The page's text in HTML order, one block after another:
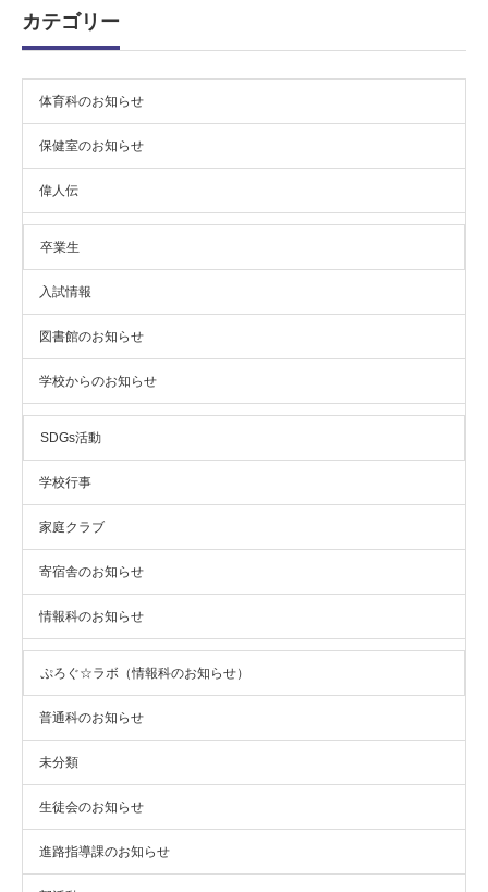
カテゴリー
体育科のお知らせ
保健室のお知らせ
偉人伝
卒業生
入試情報
図書館のお知らせ
学校からのお知らせ
SDGs活動
学校行事
家庭クラブ
寄宿舎のお知らせ
情報科のお知らせ
ぷろぐ☆ラボ（情報科のお知らせ）
普通科のお知らせ
未分類
生徒会のお知らせ
進路指導課のお知らせ